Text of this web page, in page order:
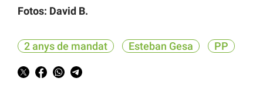
Fotos: David B.
2 anys de mandat Esteban Gesa PP